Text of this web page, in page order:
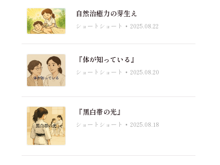
自然治癒力の芽生え
ショートショート 2025.08.22
『体が知っている』
ショートショート 2025.08.20
『黒白帯の光』
ショートショート 2025.08.18